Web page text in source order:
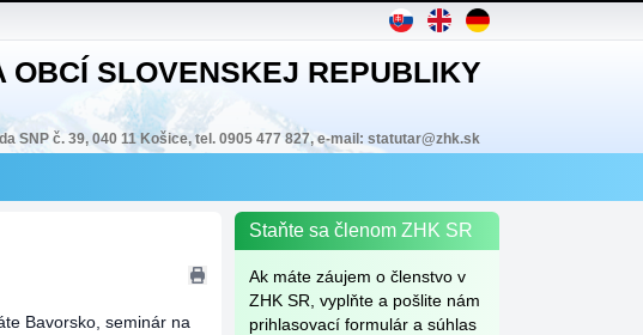
OBCÍ SLOVENSKEJ REPUBLIKY
SNP č. 39, 040 11 Košice, tel. 0905 477 827, e-mail: statutar@zhk.sk
Bavorsko, seminár na
Staňte sa členom ZHK SR
Ak máte záujem o členstvo v
ZHK SR, vyplňte a pošlite nám
prihlasovací formulár a súhlas